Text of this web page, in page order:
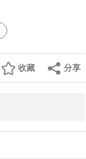
分享
收藏